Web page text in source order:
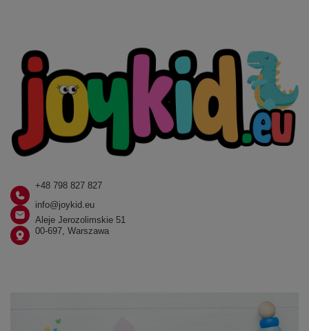
+48 798 827 827
info@joykid.eu
Aleje Jerozolimskie 51
00-697, Warszawa